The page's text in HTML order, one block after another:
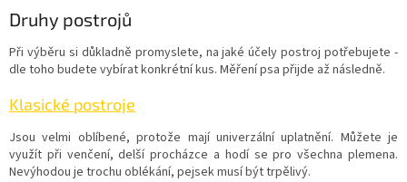
Druhy postrojů
Při výběru si důkladně promyslete, na jaké účely postroj potřebujete -
dle toho budete vybírat konkrétní kus. Měření psa přijde až následně.
Klasické postroje
Jsou velmi oblíbené, protože mají univerzální uplatnění. Můžete je
využít při venčení, delší procházce a hodí se pro všechna plemena.
Nevýhodou je trochu oblékání, pejsek musí být trpělivý.